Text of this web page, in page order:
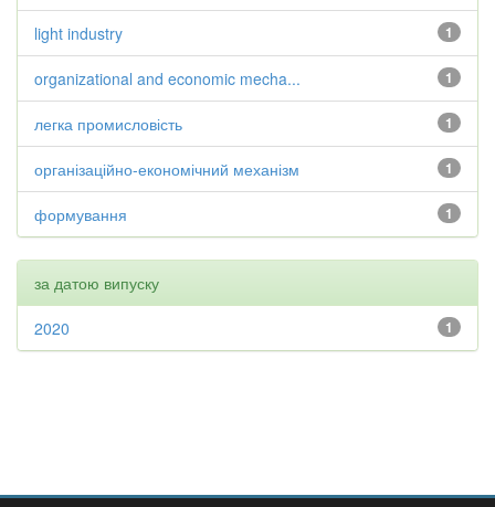
1
light industry
1
organizational and economic mecha...
1
легка промисловість
1
організаційно-економічний механізм
1
формування
за датою випуску
1
2020